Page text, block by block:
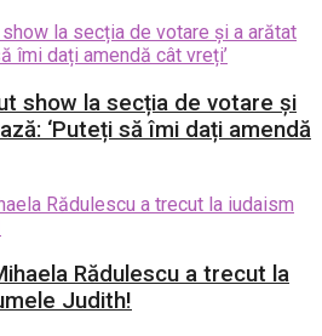
show la secția de votare și
‘Puteți să îmi dați amendă
Rădulescu a trecut la
Judith!